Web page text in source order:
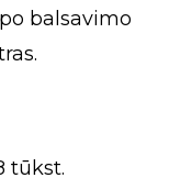
balsavimo
tūkst.